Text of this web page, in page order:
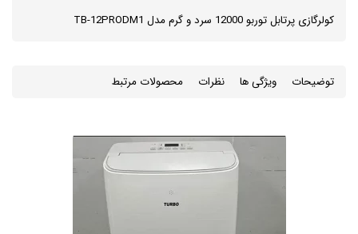
کولرگازی پرتابل توربو 12000 سرد و گرم مدل TB-12PRODM1
توضیحات ویژگی ها نظرات محصولات مرتبط